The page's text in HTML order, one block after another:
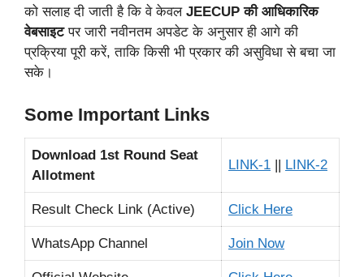
को सलाह दी जाती है कि वे केवल JEECUP की आधिकारिक
वेबसाइटपर जारी नवीनतम अपडेट के अनुसार ही आगे की
प्रक्रिया पूरी करें, ताकि किसी भी प्रकार की असुविधा से बचा जा
सके।
Some Important Links
Download 1st Round Seat
Allotment
LINK-1 LINK-2
Result Check Link (Active) Click Here
WhatsApp Channel Join Now